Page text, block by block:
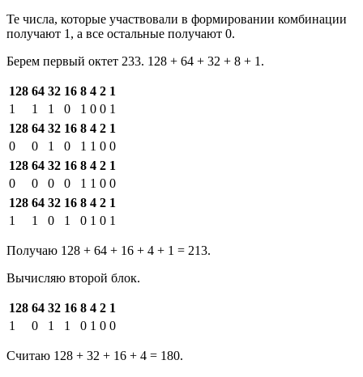
Те числа, которые участвовали в формировании комбинации
получают 1, а все остальные получают 0.
Берем первый октет 233. 128 + 64 + 32 + 8 + 1.
128 64 32 16 8 4 2 1
1
1 1 0 1 0 0 1
128 64 32 16 8 4 2 1
0
0 1 0 1 1 0 0
128 64 32 16 8 4 2 1
0
0 0 0 1 1 0 0
128 64 32 16 8 4 2 1
1
1 0 1 0 1 0 1
Получаю 128 + 64 + 16 + 4 + 1 = 213.
Вычисляю второй блок.
128 64 32 16 8 4 2 1
1
0 1 1 0 1 0 0
Считаю 128 + 32 + 16 + 4 = 180.